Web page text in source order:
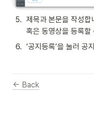
5. 제목과 본문을 작성합
혹은 동영상을 등록할
6. ‘공지등록’을 눌러 공
← Back